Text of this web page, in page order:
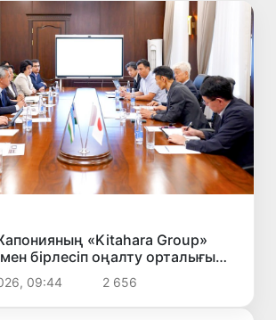
«Kitahara Group»
бірлесіп оңалту орталығы
09:44 2 656